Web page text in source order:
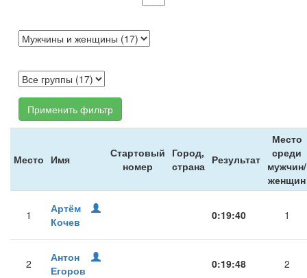
Применить фильтр
Место Имя
Стартовый
номер
Город,
страна Результат
Место
среди
мужчин/
женщин
1
Артём
Кочев
0:19:40 1
2
Антон
Егоров
0:19:48 2